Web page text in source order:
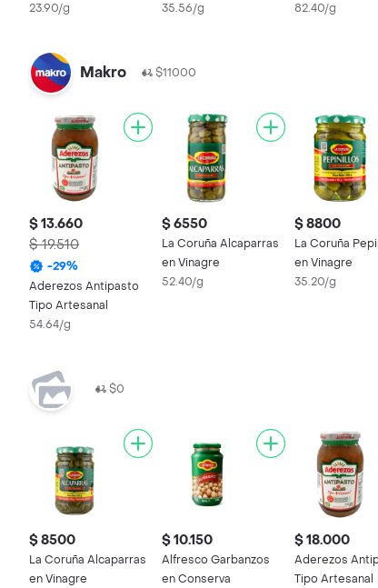
23.90/g
Pimentón
35.56/g
82.40/g
Makro $11000
$ 13.660
$ 19.510
-29%
Aderezos Antipasto
Tipo Artesanal
54.64/g
$ 6550
La Coruña Alcaparras
en Vinagre
52.40/g
$ 8800
La Coruña
en Vinagre
35.20/g
$0
$ 8500
La Coruña Alcaparras
en Vinagre
$ 10.150
Alfresco Garbanzos
en Conserva
$ 18.000
Aderezos
Tipo Artesanal